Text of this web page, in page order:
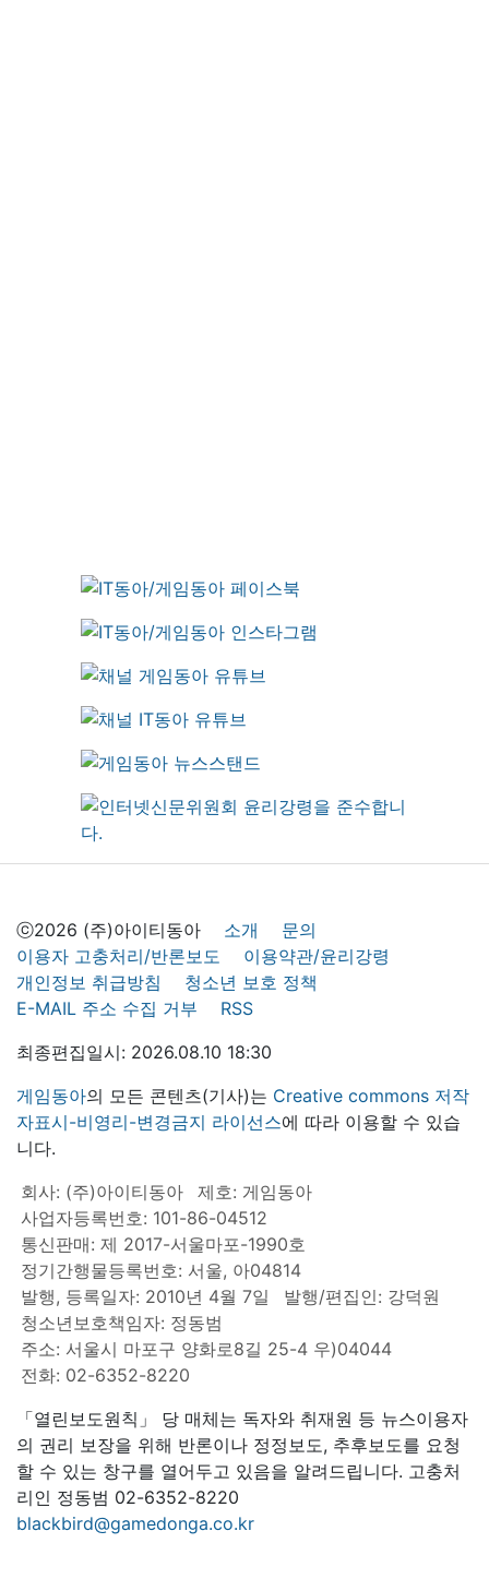
ⓒ2026 (주)아이티동아 소개
문의
이용자 고충처리/반론보도
이용약관/윤리강령
개인정보 취급방침
청소년 보호 정책
E-MAIL 주소 수집 거부
RSS
최종편집일시: 2026.08.10 18:30
게임동아의 모든 콘텐츠(기사)는 Creative commons 저작
자표시-비영리-변경금지 라이선스에 따라 이용할 수 있습
니다.
회사: (주)아이티동아
제호: 게임동아
사업자등록번호: 101-86-04512
통신판매: 제 2017-서울마포-1990호
정기간행물등록번호: 서울, 아04814
발행, 등록일자: 2010년 4월 7일
발행/편집인: 강덕원
청소년보호책임자: 정동범
주소: 서울시 마포구 양화로8길 25-4 우)04044
전화: 02-6352-8220
「열린보도원칙」 당 매체는 독자와 취재원 등 뉴스이용자
의 권리 보장을 위해 반론이나 정정보도, 추후보도를 요청
할 수 있는 창구를 열어두고 있음을 알려드립니다. 고충처
리인 정동범 02-6352-8220
blackbird@gamedonga.co.kr